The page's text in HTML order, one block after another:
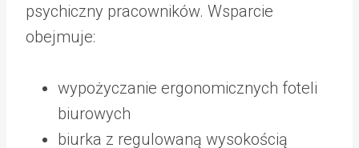
psychiczny pracowników. Wsparcie
obejmuje:
wypożyczanie ergonomicznych foteli
biurowych
biurka z regulowaną wysokością